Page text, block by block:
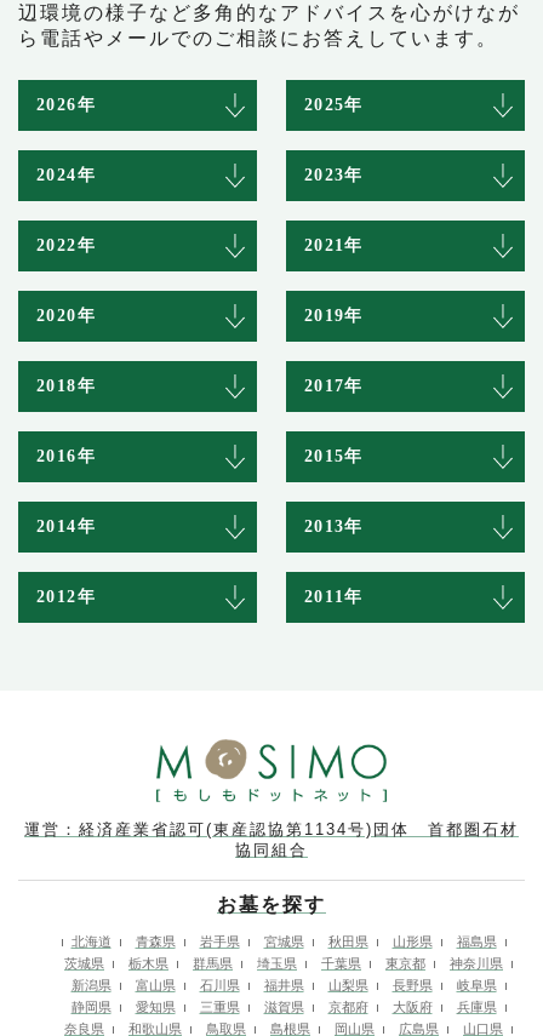
辺環境の様子など多角的なアドバイスを心がけなが
ら電話やメールでのご相談にお答えしています。
2026年 2025年
2024年 2023年
2022年 2021年
2020年 2019年
2018年 2017年
2016年 2015年
2014年 2013年
2012年 2011年
運営：経済産業省認可(東産認協第1134号)団体 首都圏石材
協同組合
お墓を探す
北海道 青森県 岩手県 宮城県 秋田県 山形県
福島県
茨城県
栃木県 群馬県 埼玉県 千葉県 東京都
神奈川県
新潟県
富山県 石川県 福井県 山梨県 長野県
岐阜県
静岡県
愛知県 三重県 滋賀県 京都府 大阪府
兵庫県
奈良県
和歌山県 鳥取県 島根県 岡山県 広島県 山口県